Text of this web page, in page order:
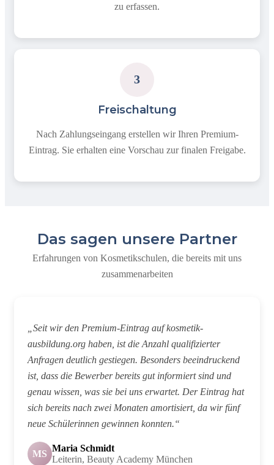
zu erfassen.
3
Freischaltung
Nach Zahlungseingang erstellen wir Ihren Premium-
Eintrag. Sie erhalten eine Vorschau zur finalen Freigabe.
Das sagen unsere Partner
Erfahrungen von Kosmetikschulen, die bereits mit uns
zusammenarbeiten
„Seit wir den Premium-Eintrag auf kosmetik-
ausbildung.org haben, ist die Anzahl qualifizierter
Anfragen deutlich gestiegen. Besonders beeindruckend
ist, dass die Bewerber bereits gut informiert sind und
genau wissen, was sie bei uns erwartet. Der Eintrag hat
sich bereits nach zwei Monaten amortisiert, da wir fünf
neue Schülerinnen gewinnen konnten.“
MS
Maria Schmidt
Leiterin, Beauty Academy München